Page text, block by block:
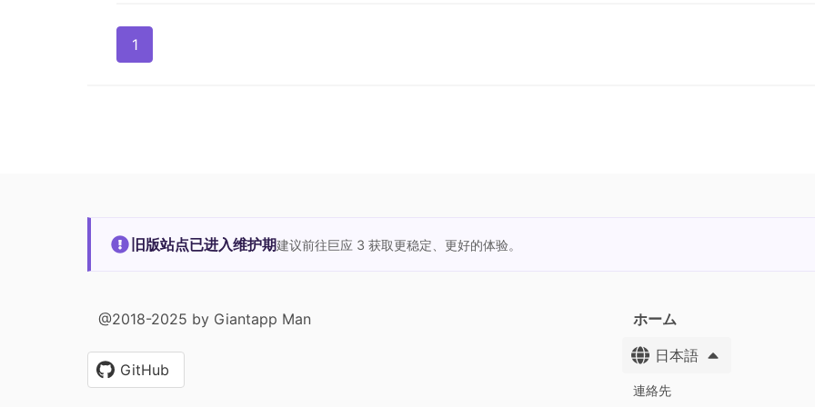
1
旧版站点已进入维护期建议前往巨应 3 获取更稳定、更好的体验。
@2018-2025 by Giantapp Man
GitHub
ホーム
日本語
連絡先